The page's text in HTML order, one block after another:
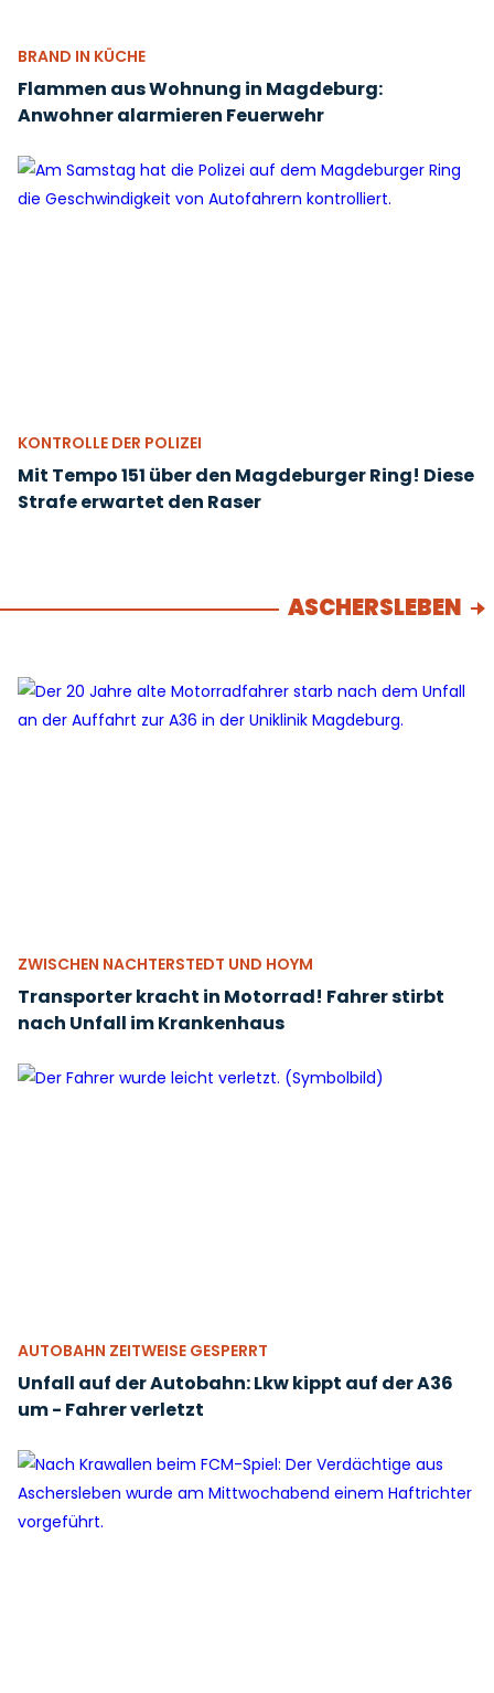
BRAND IN KÜCHE
Flammen aus Wohnung in Magdeburg:
Anwohner alarmieren Feuerwehr
KONTROLLE DER POLIZEI
Mit Tempo 151 über den Magdeburger Ring! Diese
Strafe erwartet den Raser
ASCHERSLEBEN
ZWISCHEN NACHTERSTEDT UND HOYM
Transporter kracht in Motorrad! Fahrer stirbt
nach Unfall im Krankenhaus
AUTOBAHN ZEITWEISE GESPERRT
Unfall auf der Autobahn: Lkw kippt auf der A36
um - Fahrer verletzt